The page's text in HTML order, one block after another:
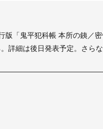
版「鬼平犯科帳 本所の銕／
詳細は後日発表予定。さら